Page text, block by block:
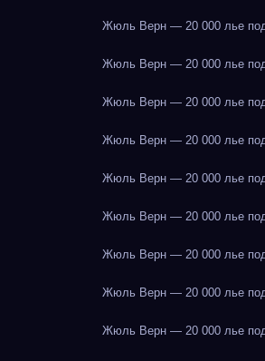
Жюль Верн — 20 000 лье
Жюль Верн — 20 000 лье
Жюль Верн — 20 000 лье
Жюль Верн — 20 000 лье
Жюль Верн — 20 000 лье
Жюль Верн — 20 000 лье
Жюль Верн — 20 000 лье
Жюль Верн — 20 000 лье
Жюль Верн — 20 000 лье